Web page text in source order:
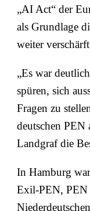
„AI Act“ der
als Grundlage
weiter
„Es war
spüren, sich
Fragen zu
deutschen PEN
Landgraf die
In Hamburg
Exil-PEN, PEN